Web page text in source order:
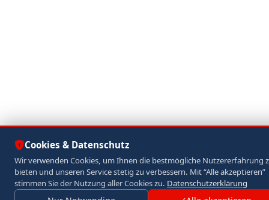
Cookies & Datenschutz
Wir verwenden Cookies, um Ihnen die bestmögliche Nutzererfahrung
bieten und unseren Service stetig zu verbessern. Mit “Alle akzeptieren”
stimmen Sie der Nutzung aller Cookies zu. Datenschutzerklärung